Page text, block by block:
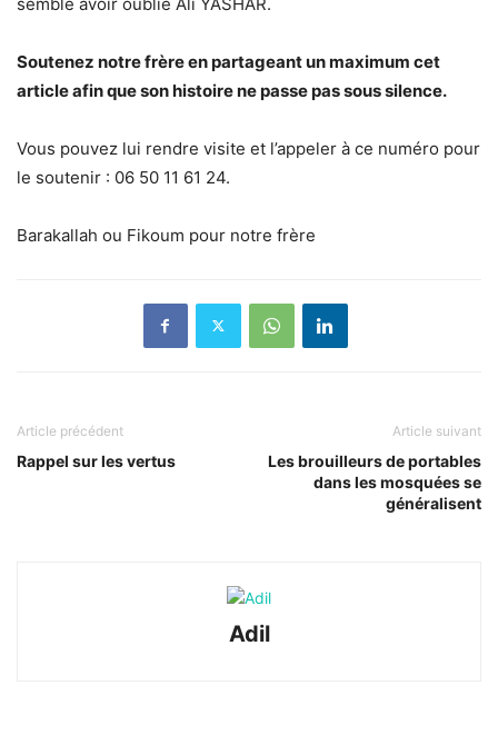
Soutenez notre frère en partageant un maximum cet
article afin que son histoire ne passe pas sous silence.
Vous pouvez lui rendre visite et l’appeler à ce numéro pour
le soutenir : 06 50 11 61 24.
Barakallah ou Fikoum pour notre frère
Article précédent
Rappel sur les vertus
Article suivant
Les brouilleurs de portables
dans les mosquées se
généralisent
Adil